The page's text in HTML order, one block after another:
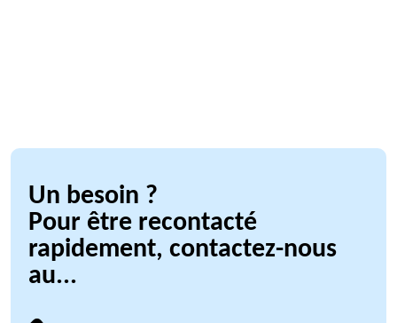
Un besoin ?
Pour être recontacté
rapidement, contactez-nous
au...